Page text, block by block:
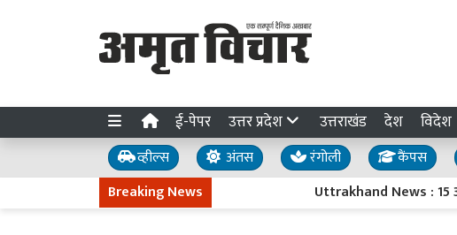
ई-पेपर उत्तर प्रदेश उत्तराखंड देश विदेश
व्हील्स अंतस रंगोली कैंपस
Breaking News
Uttrakhand News : 15 अगस्त